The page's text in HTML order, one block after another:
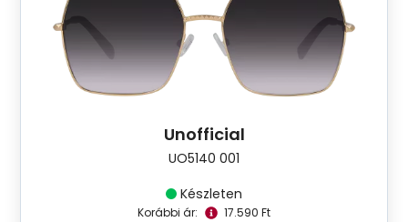
Unofficial
UO5140 001
Készleten
Korábbi ár: 17.590 Ft